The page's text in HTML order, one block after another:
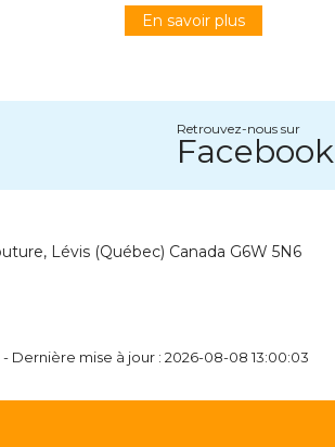
En savoir plus
Retrouvez-nous sur
Facebook
Lévis (Québec) Canada G6W 5N6
mise à jour : 2026-08-08 13:00:03